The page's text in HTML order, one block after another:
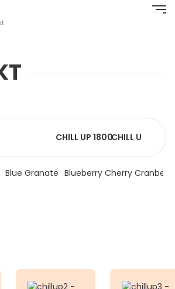
CHILL UP 1800CHILL UP 4000
Blue Granate Blueberry Cherry Cranberry